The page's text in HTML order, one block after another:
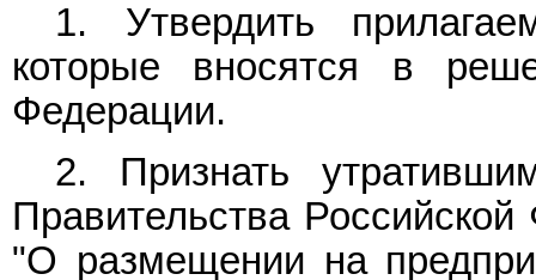
1. Утвердить
которые вносятся в
Федерации.
2. Признать
Правительства
"О размещении на